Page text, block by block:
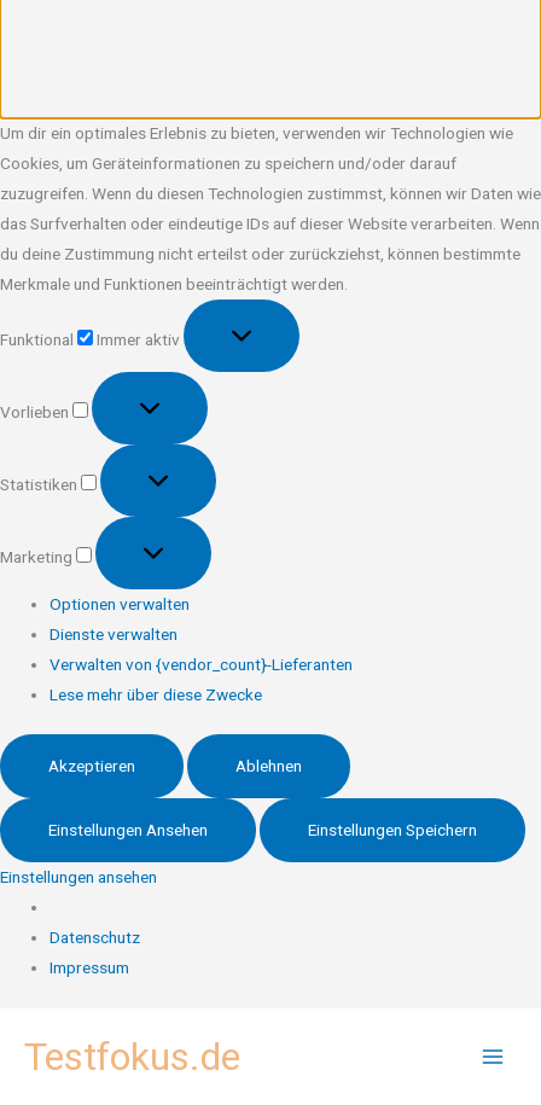
Um dir ein optimales Erlebnis zu bieten, verwenden wir Technologien wie
Cookies, um Geräteinformationen zu speichern und/oder darauf
zuzugreifen. Wenn du diesen Technologien zustimmst, können wir Daten wie
das Surfverhalten oder eindeutige IDs auf dieser Website verarbeiten. Wenn
du deine Zustimmung nicht erteilst oder zurückziehst, können bestimmte
Merkmale und Funktionen beeinträchtigt werden.
Funktional
Immer aktiv
Vorlieben
Vorlieben
Statistiken
Statistiken
Marketing
Marketing
Optionen verwalten
Dienste verwalten
Verwalten von {vendor_count}-Lieferanten
Lese mehr über diese Zwecke
Akzeptieren Ablehnen
Einstellungen Ansehen Einstellungen Speichern
Einstellungen ansehen
Datenschutz
Impressum
InhaltTestfokus.de